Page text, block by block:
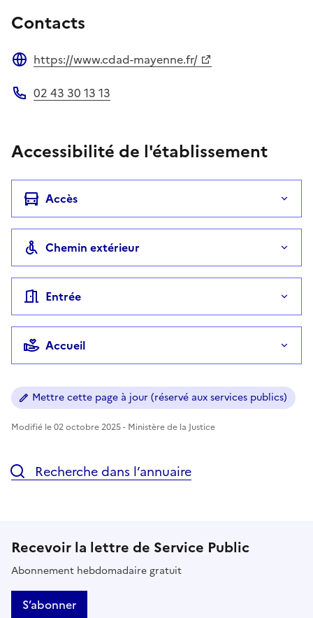
Contacts
https://www.cdad-mayenne.fr/
02 43 30 13 13
Accessibilité de l'établissement
Accès
Chemin extérieur
Entrée
Accueil
Mettre cette page à jour (réservé aux services publics)
Modifié le 02 octobre 2025 - Ministère de la Justice
Recherche dans l’annuaire
Recevoir la lettre de Service Public
Abonnement hebdomadaire gratuit
S’abonner